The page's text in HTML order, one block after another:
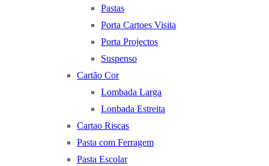
Pastas
Porta Cartoes Visita
Porta Projectos
Suspenso
Cartão Cor
Lombada Larga
Lonbada Estreita
Cartao Riscas
Pasta com Ferragem
Pasta Escolar